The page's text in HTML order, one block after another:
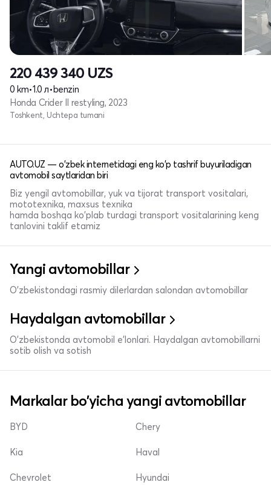
220 439 340 UZS
0 km•1.0 л• benzin
Honda Crider II restyling, 2023
Toshkent, Uchtepa tumani
AUTO.UZ — o'zbek internetidagi eng ko'p tashrif buyuriladigan
avtomobil saytlaridan biri
Biz yengil avtomobillar, yuk va tijorat transport vositalari,
mototexnika, maxsus texnika
hamda boshqa ko'plab turdagi transport vositalarining keng
tanlovini taklif etamiz
Yangi avtomobillar
O'zbekistondagi rasmiy dilerlardan salondan avtomobillar
Haydalgan avtomobillar
O'zbekistonda avtomobil e’lonlari. Haydalgan avtomobillarni
sotib olish va sotish
Markalar bo'yicha yangi avtomobillar
BYD
Kia
Chevrolet
Chery
Haval
Hyundai